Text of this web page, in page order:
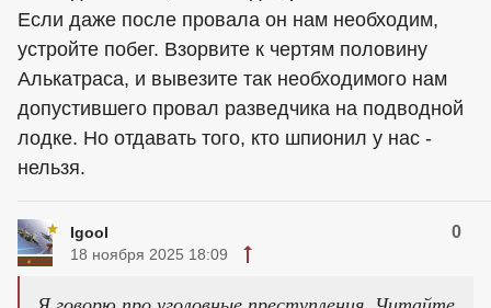
Если даже после провала он нам необходим,
устройте побег. Взорвите к чертям половину
Алькатраса, и вывезите так необходимого нам
допустившего провал разведчика на подводной
лодке. Но отдавать того, кто шпионил у нас -
нельзя.
Igool 0
18 ноября 2025 18:09